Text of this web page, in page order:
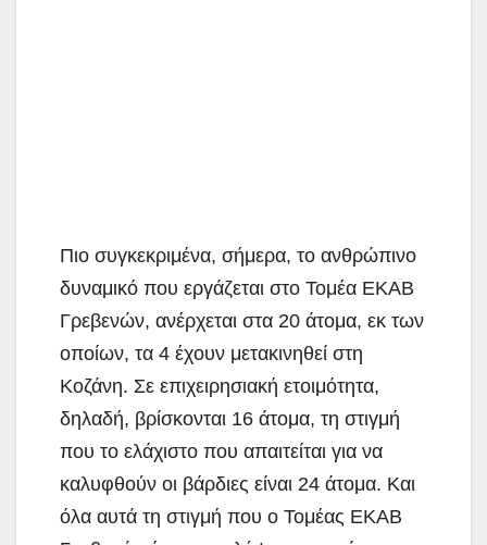
Πιο συγκεκριμένα, σήμερα, το ανθρώπινο
δυναμικό που εργάζεται στο Τομέα ΕΚΑΒ
Γρεβενών, ανέρχεται στα 20 άτομα, εκ των
οποίων, τα 4 έχουν μετακινηθεί στη
Κοζάνη. Σε επιχειρησιακή ετοιμότητα,
δηλαδή, βρίσκονται 16 άτομα, τη στιγμή
που το ελάχιστο που απαιτείται για να
καλυφθούν οι βάρδιες είναι 24 άτομα. Και
όλα αυτά τη στιγμή που ο Τομέας ΕΚΑΒ